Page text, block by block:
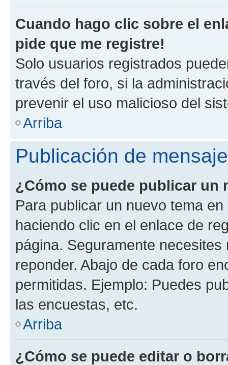
Cuando hago clic sobre el
pide que me registre!
Solo usuarios registrados
través del foro, si la
prevenir el uso malicioso del
Arriba
Publicación de
¿Cómo se puede publicar un
Para publicar un nuevo tema
haciendo clic en el enlace de
página. Seguramente
reponder. Abajo de cada foro
permitidas. Ejemplo: Puedes
las encuestas, etc.
Arriba
¿Cómo se puede editar o